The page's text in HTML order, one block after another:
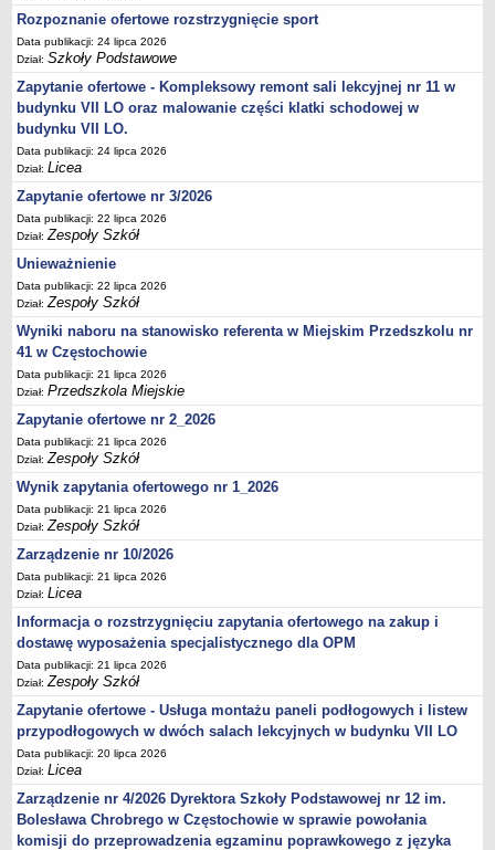
Rozpoznanie ofertowe rozstrzygnięcie sport
Data publikacji: 24 lipca 2026
Dział:Szkoły Podstawowe
Zapytanie ofertowe - Kompleksowy remont sali lekcyjnej nr 11 w
budynku VII LO oraz malowanie części klatki schodowej w
budynku VII LO.
Data publikacji: 24 lipca 2026
Dział:Licea
Zapytanie ofertowe nr 3/2026
Data publikacji: 22 lipca 2026
Dział:Zespoły Szkół
Unieważnienie
Data publikacji: 22 lipca 2026
Dział:Zespoły Szkół
Wyniki naboru na stanowisko referenta w Miejskim Przedszkolu nr
41 w Częstochowie
Data publikacji: 21 lipca 2026
Dział:Przedszkola Miejskie
Zapytanie ofertowe nr 2_2026
Data publikacji: 21 lipca 2026
Dział:Zespoły Szkół
Wynik zapytania ofertowego nr 1_2026
Data publikacji: 21 lipca 2026
Dział:Zespoły Szkół
Zarządzenie nr 10/2026
Data publikacji: 21 lipca 2026
Dział:Licea
Informacja o rozstrzygnięciu zapytania ofertowego na zakup i
dostawę wyposażenia specjalistycznego dla OPM
Data publikacji: 21 lipca 2026
Dział:Zespoły Szkół
Zapytanie ofertowe - Usługa montażu paneli podłogowych i listew
przypodłogowych w dwóch salach lekcyjnych w budynku VII LO
Data publikacji: 20 lipca 2026
Dział:Licea
Zarządzenie nr 4/2026 Dyrektora Szkoły Podstawowej nr 12 im.
Bolesława Chrobrego w Częstochowie w sprawie powołania
komisji do przeprowadzenia egzaminu poprawkowego z języka